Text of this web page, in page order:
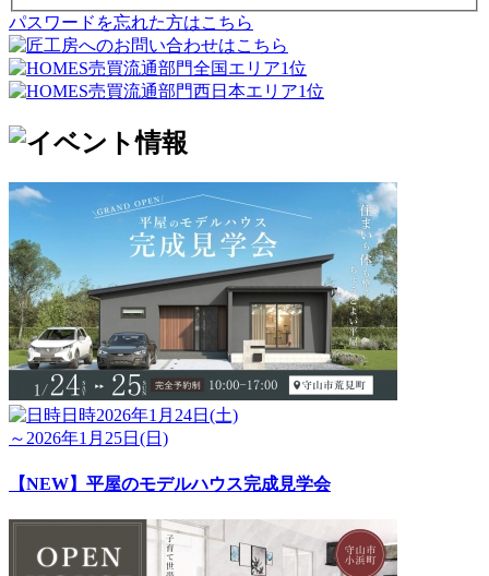
パスワードを忘れた方はこちら
日時2026年1月24日(土)
～2026年1月25日(日)
【NEW】平屋のモデルハウス完成見学会